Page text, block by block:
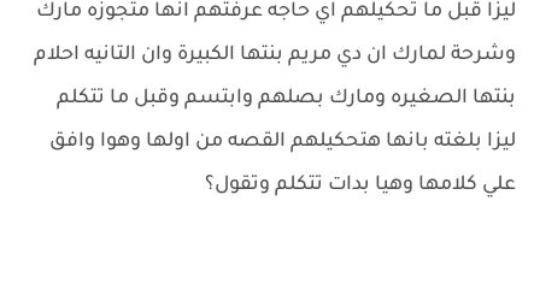
ليزا قبل ما تحكيلهم اي حاجه عرفتهم انها متجوزه مارك
وشرحة لمارك ان دي مريم بنتها الكبيرة وان التانيه احلام
بنتها الصغيره ومارك بصلهم وابتسم وقبل ما تتكلم
ليزا بلغته بانها هتحكيلهم القصه من اولها وهوا وافق
علي كلامها وهيا بدات تتكلم وتقول؟